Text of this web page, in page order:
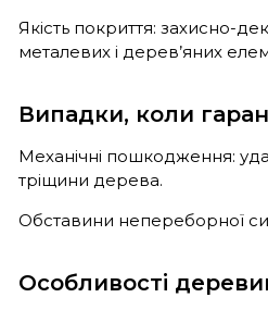
Якість покриття: захисно-
металевих і дерев’яних
Випадки, коли
Механічні пошкодження:
тріщини дерева.
Обставини непереборної
Особливості